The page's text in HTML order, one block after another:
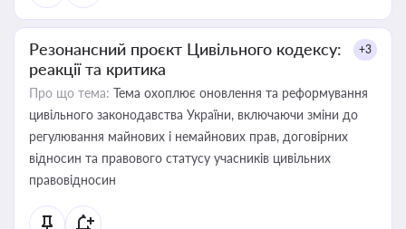
Резонансний проєкт Цивільного кодексу:
реакції та критика
+3
Про що тема: Тема охоплює оновлення та реформування
цивільного законодавства України, включаючи зміни до
регулювання майнових і немайнових прав, договірних
відносин та правового статусу учасників цивільних
правовідносин